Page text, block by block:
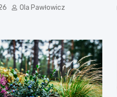
Ola Pawłowicz